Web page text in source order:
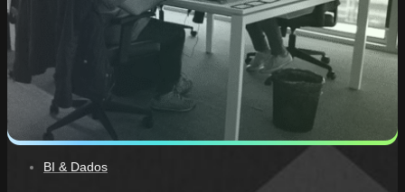
BI & Dados